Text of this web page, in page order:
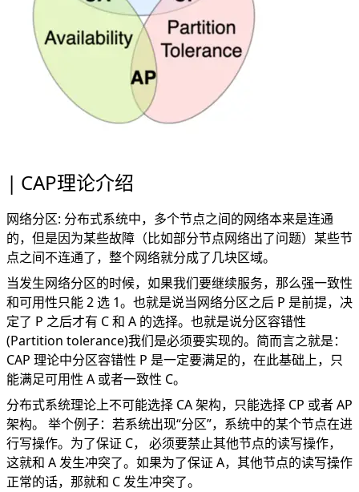
CAP理论介绍
网络分区: 分布式系统中，多个节点之间的网络本来是连通
的，但是因为某些故障（比如部分节点网络出了问题）某些节
点之间不连通了，整个网络就分成了几块区域。
当发生网络分区的时候，如果我们要继续服务，那么强一致性
和可用性只能 2 选 1。也就是说当网络分区之后 P 是前提，决
定了 P 之后才有 C 和 A 的选择。也就是说分区容错性
(Partition tolerance)我们是必须要实现的。简而言之就是：
CAP 理论中分区容错性 P 是一定要满足的，在此基础上，只
能满足可用性 A 或者一致性 C。
分布式系统理论上不可能选择 CA 架构，只能选择 CP 或者 AP
架构。 举个例子：若系统出现“分区”，系统中的某个节点在进
行写操作。为了保证 C， 必须要禁止其他节点的读写操作，
这就和 A 发生冲突了。如果为了保证 A，其他节点的读写操作
正常的话，那就和 C 发生冲突了。